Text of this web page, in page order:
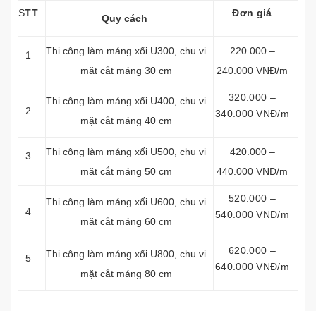
STT Quy cách Đơn giá
1 Thi công làm máng xối U300, chu vi
mặt cắt máng 30 cm
220.000 –
240.000 VNĐ/m
2
Thi công làm máng xối U400, chu vi
mặt cắt máng 40 cm
320.000 –
340.000 VNĐ/m
3 Thi công làm máng xối U500, chu vi
mặt cắt máng 50 cm
420.000 –
440.000 VNĐ/m
4
Thi công làm máng xối U600, chu vi
mặt cắt máng 60 cm
520.000 –
540.000 VNĐ/m
5 Thi công làm máng xối U800, chu vi
mặt cắt máng 80 cm
620.000 –
640.000 VNĐ/m